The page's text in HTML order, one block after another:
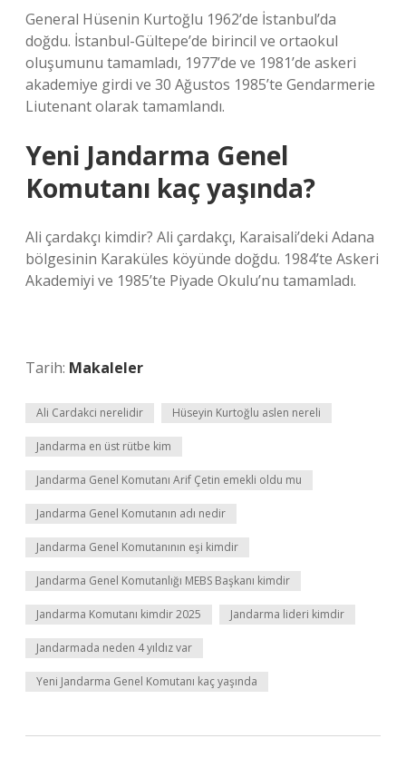
General Hüsenin Kurtoğlu 1962’de İstanbul’da
doğdu. İstanbul-Gültepe’de birincil ve ortaokul
oluşumunu tamamladı, 1977’de ve 1981’de askeri
akademiye girdi ve 30 Ağustos 1985’te Gendarmerie
Liutenant olarak tamamlandı.
Yeni Jandarma Genel
Komutanı kaç yaşında?
Ali çardakçı kimdir? Ali çardakçı, Karaisali’deki Adana
bölgesinin Karaküles köyünde doğdu. 1984’te Askeri
Akademiyi ve 1985’te Piyade Okulu’nu tamamladı.
Tarih: Makaleler
Ali Cardakci nerelidir Hüseyin Kurtoğlu aslen nereli
Jandarma en üst rütbe kim
Jandarma Genel Komutanı Arif Çetin emekli oldu mu
Jandarma Genel Komutanın adı nedir
Jandarma Genel Komutanının eşi kimdir
Jandarma Genel Komutanlığı MEBS Başkanı kimdir
Jandarma Komutanı kimdir 2025 Jandarma lideri kimdir
Jandarmada neden 4 yıldız var
Yeni Jandarma Genel Komutanı kaç yaşında